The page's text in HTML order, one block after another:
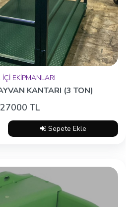
EKİPMANLARI
KANTARI (3 TON)
27000 TL
Sepete Ekle